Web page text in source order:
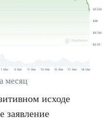
месяц
исходе
заявление